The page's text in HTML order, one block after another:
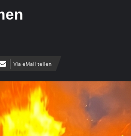
Via eMail teilen